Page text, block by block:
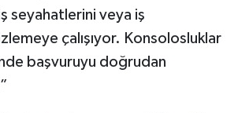
seyahatlerini veya iş
çalışıyor. Konsolosluklar
başvuruyu doğrudan